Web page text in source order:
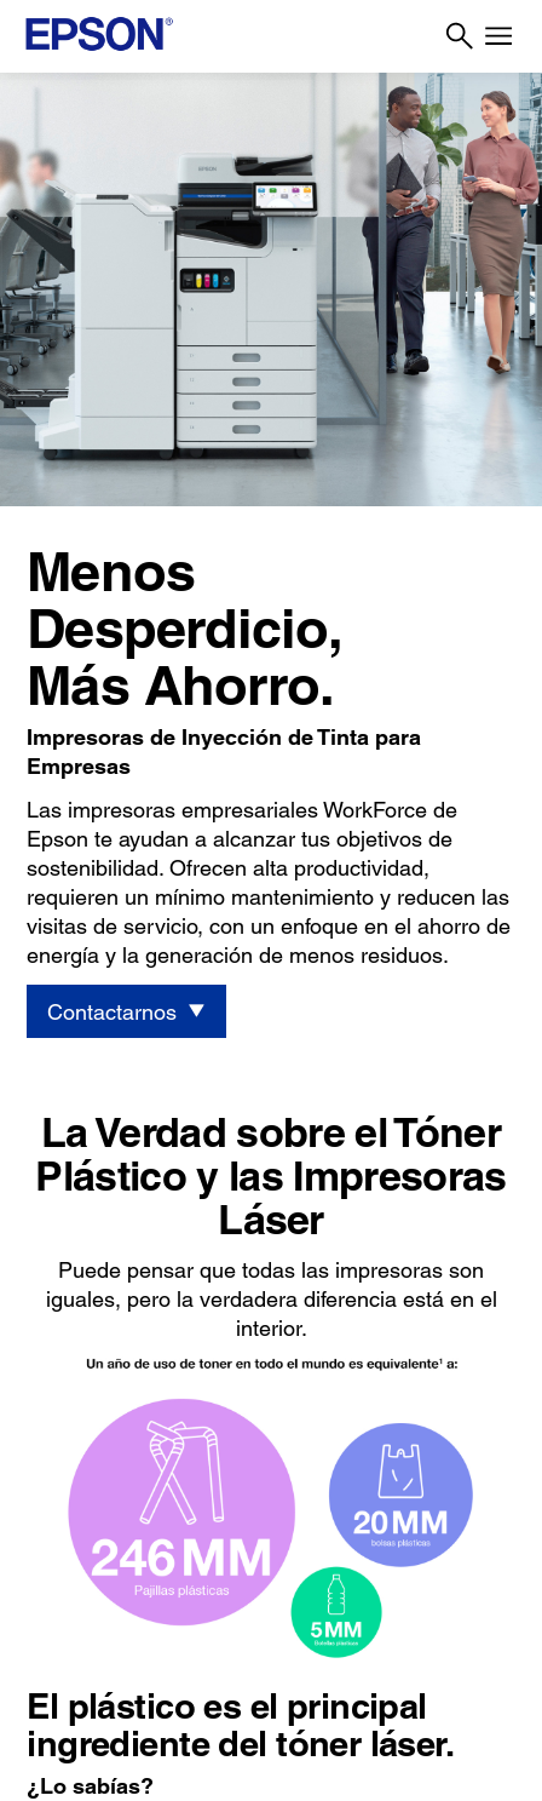
Menos
Desperdicio,
Más Ahorro.
Impresoras de Inyección de Tinta para
Empresas
Las impresoras empresariales WorkForce de
Epson te ayudan a alcanzar tus objetivos de
sostenibilidad. Ofrecen alta productividad,
requieren un mínimo mantenimiento y reducen las
visitas de servicio, con un enfoque en el ahorro de
energía y la generación de menos residuos.
Contactarnos
La Verdad sobre el Tóner
Plástico y las Impresoras
Láser
Puede pensar que todas las impresoras son
iguales, pero la verdadera diferencia está en el
interior.
El plástico es el principal
ingrediente del tóner láser.
¿Lo sabías?